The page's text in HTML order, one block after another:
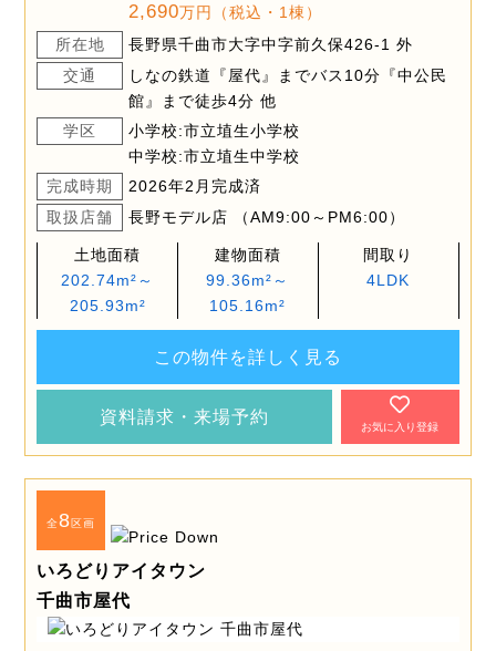
2,690万円（税込・1棟）
所在地
長野県千曲市大字中字前久保426-1 外
交通
しなの鉄道『屋代』までバス10分『中公民
館』まで徒歩4分 他
学区
小学校:市立埴生小学校
中学校:市立埴生中学校
完成時期
2026年2月完成済
取扱店舗
長野モデル店 （AM9:00～PM6:00）
土地面積
202.74m²～
205.93m²
建物面積
99.36m²～
105.16m²
間取り
4LDK
この物件を詳しく見る
資料請求・来場予約
お気に入り登録
全8区画
いろどりアイタウン
千曲市屋代